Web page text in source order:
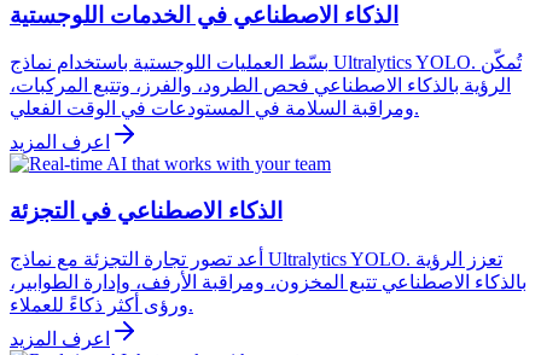
الذكاء الاصطناعي في الخدمات اللوجستية
بسّط العمليات اللوجستية باستخدام نماذج Ultralytics YOLO. تُمكّن
الرؤية بالذكاء الاصطناعي فحص الطرود، والفرز، وتتبع المركبات،
ومراقبة السلامة في المستودعات في الوقت الفعلي.
اعرف المزيد
الذكاء الاصطناعي في التجزئة
أعد تصور تجارة التجزئة مع نماذج Ultralytics YOLO. تعزز الرؤية
بالذكاء الاصطناعي تتبع المخزون، ومراقبة الأرفف، وإدارة الطوابير،
ورؤى أكثر ذكاءً للعملاء.
اعرف المزيد